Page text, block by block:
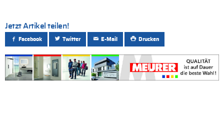
Jetzt Artikel teilen!
Facebook Twitter E-Mail Drucken